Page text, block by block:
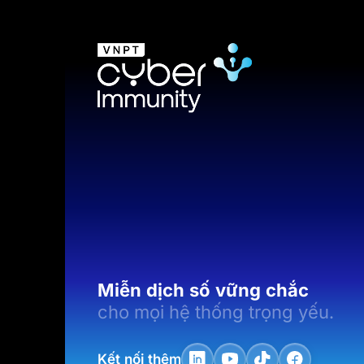
Miễn dịch số vững chắc
cho mọi hệ thống trọng yếu.
Kết nối thêm